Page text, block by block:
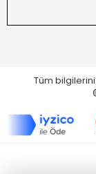
Tüm